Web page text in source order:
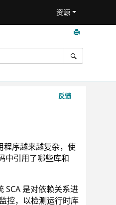
资源
反馈
程序越来越复杂，使
中引用了哪些库和
SCA 是对依赖关系进
控，以检测运行时库